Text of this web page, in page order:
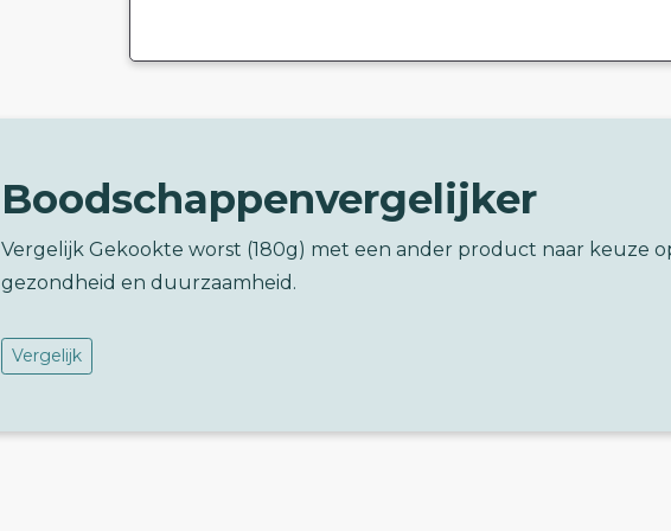
Boodschappenvergelijker
Vergelijk Gekookte worst (180g) met een ander product naar keuze
gezondheid en duurzaamheid.
Vergelijk